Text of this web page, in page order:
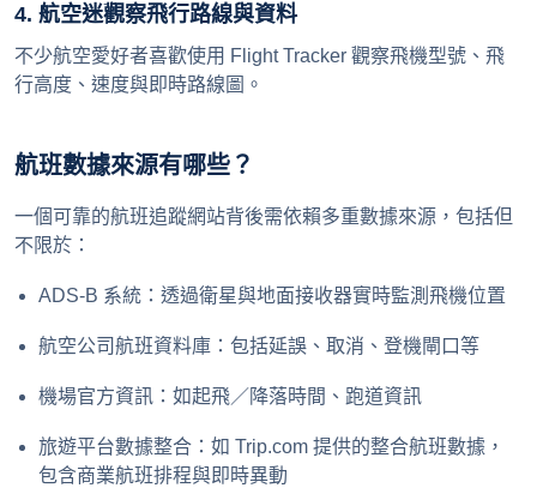
4. 航空迷觀察飛行路線與資料
不少航空愛好者喜歡使用 Flight Tracker 觀察飛機型號、飛
行高度、速度與即時路線圖。
航班數據來源有哪些？
一個可靠的航班追蹤網站背後需依賴多重數據來源，包括但
不限於：
ADS-B 系統：透過衛星與地面接收器實時監測飛機位置
航空公司航班資料庫：包括延誤、取消、登機閘口等
機場官方資訊：如起飛／降落時間、跑道資訊
旅遊平台數據整合：如 Trip.com 提供的整合航班數據，
包含商業航班排程與即時異動